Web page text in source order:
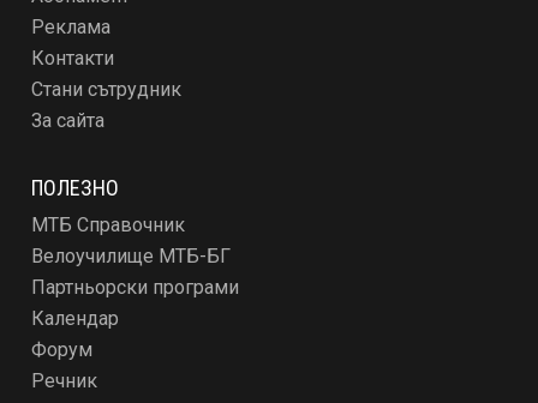
Реклама
Контакти
Стани сътрудник
За сайта
ПОЛЕЗНО
МТБ Справочник
Велоучилище МТБ-БГ
Партньорски програми
Календар
Форум
Речник